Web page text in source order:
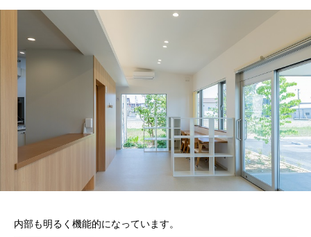
内部も明るく機能的になっています。